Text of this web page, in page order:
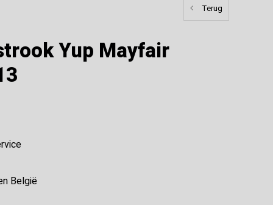
Terug
Yup Mayfair
België